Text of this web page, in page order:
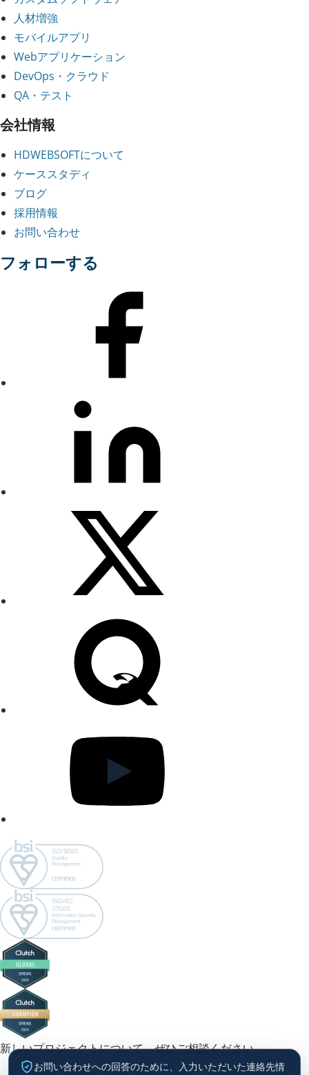
人材増強
モバイルアプリ
Webアプリケーション
DevOps・クラウド
QA・テスト
会社情報
HDWEBSOFTについて
ケーススタディ
ブログ
採用情報
お問い合わせ
フォローする
新しいプロジェクトについて、ぜひご相談ください。
お問い合わせへの回答のために、入力いただいた連絡先情